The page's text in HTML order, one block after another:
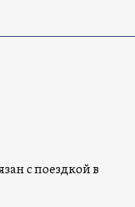
с поездкой в